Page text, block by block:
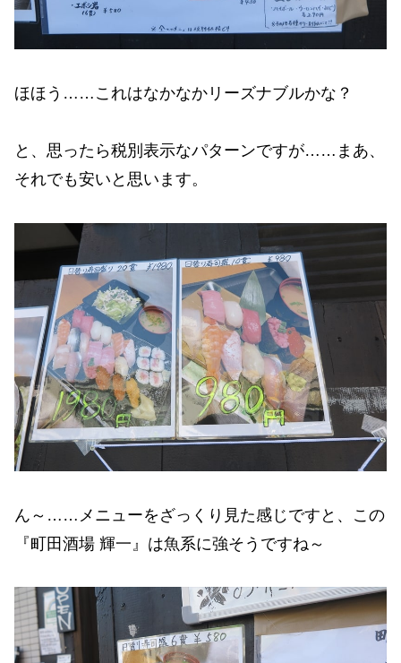
ほほう……これはなかなかリーズナブルかな？
と、思ったら税別表示なパターンですが……まあ、
それでも安いと思います。
ん～……メニューをざっくり見た感じですと、この
『町田酒場 輝一』は魚系に強そうですね～